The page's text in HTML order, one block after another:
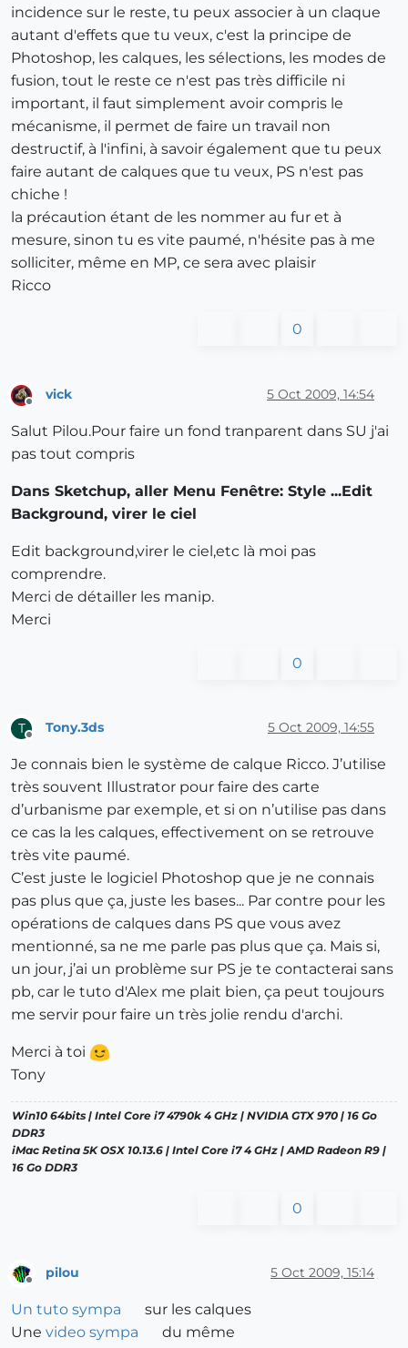
incidence sur le reste, tu peux associer à un claque
autant d'effets que tu veux, c'est la principe de
Photoshop, les calques, les sélections, les modes de
fusion, tout le reste ce n'est pas très difficile ni
important, il faut simplement avoir compris le
mécanisme, il permet de faire un travail non
destructif, à l'infini, à savoir également que tu peux
faire autant de calques que tu veux, PS n'est pas
chiche !
la précaution étant de les nommer au fur et à
mesure, sinon tu es vite paumé, n'hésite pas à me
solliciter, même en MP, ce sera avec plaisir
Ricco
0
Offline
vick 5 Oct 2009, 14:54
Salut Pilou.Pour faire un fond tranparent dans SU j'ai
pas tout compris
Dans Sketchup, aller Menu Fenêtre: Style ...Edit
Background, virer le ciel
Edit background,virer le ciel,etc là moi pas
comprendre.
Merci de détailler les manip.
Merci
0
T
Offline
Tony.3ds 5 Oct 2009, 14:55
Je connais bien le système de calque Ricco. J’utilise
très souvent Illustrator pour faire des carte
d’urbanisme par exemple, et si on n’utilise pas dans
ce cas la les calques, effectivement on se retrouve
très vite paumé.
C’est juste le logiciel Photoshop que je ne connais
pas plus que ça, juste les bases... Par contre pour les
opérations de calques dans PS que vous avez
mentionné, sa ne me parle pas plus que ça. Mais si,
un jour, j’ai un problème sur PS je te contacterai sans
pb, car le tuto d'Alex me plait bien, ça peut toujours
me servir pour faire un très jolie rendu d'archi.
Merci à toi
Tony
Win10 64bits | Intel Core i7 4790k 4 GHz | NVIDIA GTX 970 | 16 Go
DDR3
iMac Retina 5K OSX 10.13.6 | Intel Core i7 4 GHz | AMD Radeon R9 |
16 Go DDR3
0
pilou 5 Oct 2009, 15:14
Un tuto sympa
sur les calques
Une video sympa du même